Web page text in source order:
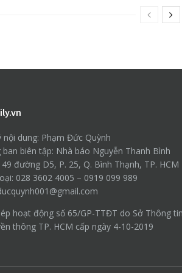
nội dung: Phạm Đức Quỳnh
biên tập: Nhà báo Nguyễn Thanh Bình
đường D5, P. 25, Q. Bình Thạnh, TP. HCM
028 3602 4005 – 0919 099 989
hoạt động số 65/GP-TTĐT do Sở Thông
thông TP. HCM cấp ngày 4-10-2019